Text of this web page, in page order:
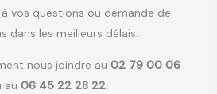
vos questions ou demande de
dans les meilleurs délais.
nous joindre au 02 79 00 06
au 06 45 22 28 22.